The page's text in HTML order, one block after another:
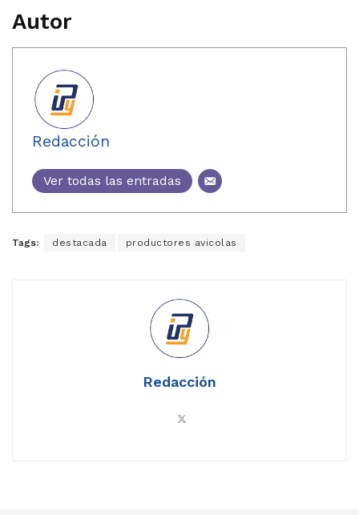
Autor
Redacción
Ver todas las entradas
Tags: destacada productores avicolas
Redacción